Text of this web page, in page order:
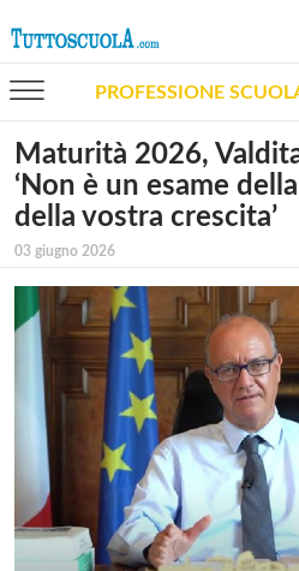
PROFESSIONE
Maturità 2026,
‘Non è un esame
della vostra crescita’
03 giugno 2026